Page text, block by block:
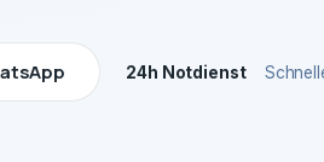
24h Notdienst